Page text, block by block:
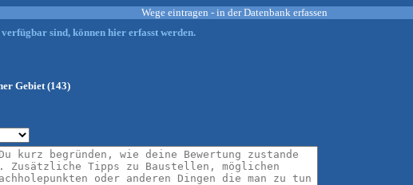
Wege eintragen - in der Datenbank erfassen
sind, können hier erfasst werden.
Gebiet (143)